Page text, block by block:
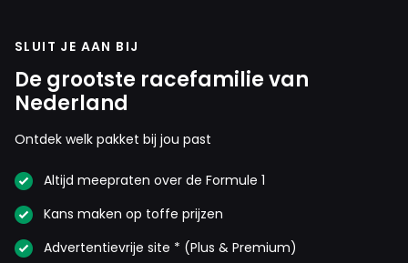
SLUIT JE AAN BIJ
De grootste racefamilie van
Nederland
Ontdek welk pakket bij jou past
Altijd meepraten over de Formule 1
Kans maken op toffe prijzen
Advertentievrije site * (Plus & Premium)